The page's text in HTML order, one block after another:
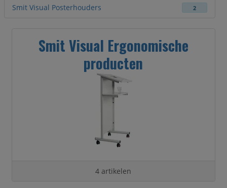
Smit Visual Posterhouders 2
Smit Visual Ergonomische
producten
4 artikelen